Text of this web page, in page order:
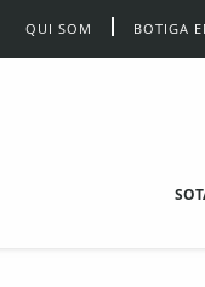
QUI SOM BOTIGA